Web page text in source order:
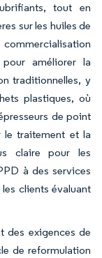
tout en
sur les huiles de
améliorer la
traditionnelles, y
plastiques, où
de point
le traitement et la
claire pour les
à des services
clients évaluant
des exigences de
de reformulation